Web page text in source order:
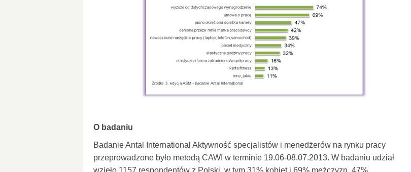
O badaniu
Badanie Antal International Aktywność specjalistów i menedżerów na rynku pracy
przeprowadzone było metodą CAWI w terminie 19.06-08.07.2013. W badaniu udział
wzięło 1157 respondentów z Polski, w tym 31% kobiet i 69% mężczyzn. 47%